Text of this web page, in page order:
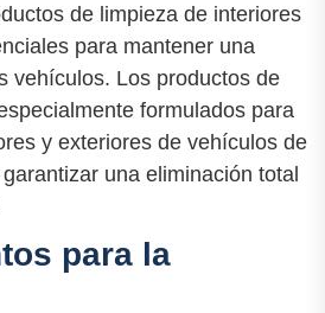
de limpieza de interiores
para mantener una
vehículos. Los productos de
formulados para
y exteriores de vehículos de
una eliminación total
para la